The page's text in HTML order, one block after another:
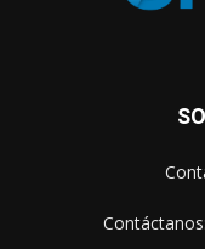
Contáctanos: